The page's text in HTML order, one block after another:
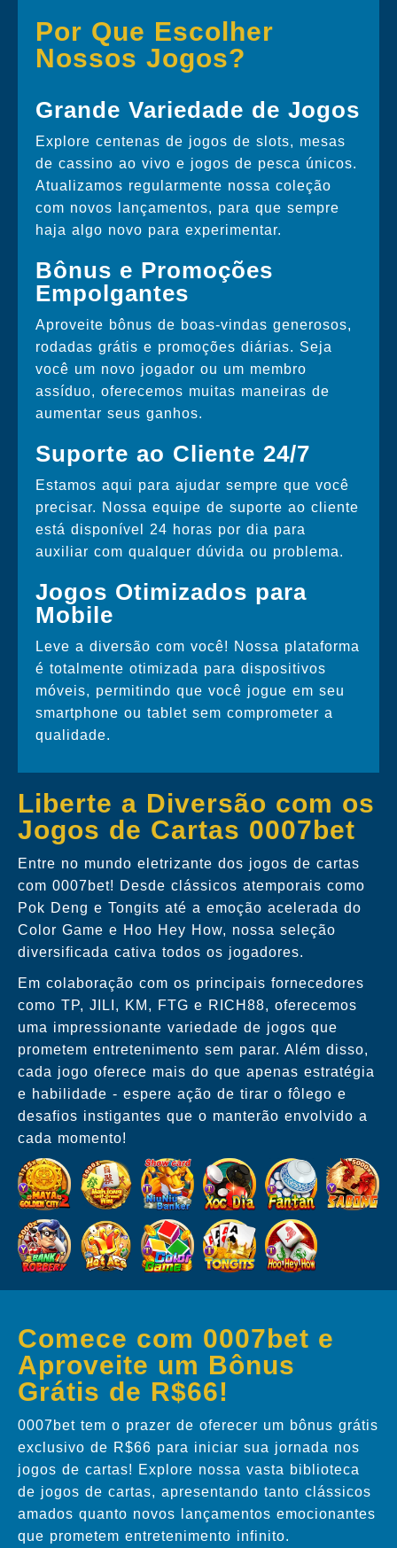
Por Que Escolher
Nossos Jogos?
Grande Variedade de Jogos
Explore centenas de jogos de slots, mesas
de cassino ao vivo e jogos de pesca únicos.
Atualizamos regularmente nossa coleção
com novos lançamentos, para que sempre
haja algo novo para experimentar.
Bônus e Promoções
Empolgantes
Aproveite bônus de boas-vindas generosos,
rodadas grátis e promoções diárias. Seja
você um novo jogador ou um membro
assíduo, oferecemos muitas maneiras de
aumentar seus ganhos.
Suporte ao Cliente 24/7
Estamos aqui para ajudar sempre que você
precisar. Nossa equipe de suporte ao cliente
está disponível 24 horas por dia para
auxiliar com qualquer dúvida ou problema.
Jogos Otimizados para
Mobile
Leve a diversão com você! Nossa plataforma
é totalmente otimizada para dispositivos
móveis, permitindo que você jogue em seu
smartphone ou tablet sem comprometer a
qualidade.
Liberte a Diversão com os
Jogos de Cartas 0007bet
Entre no mundo eletrizante dos jogos de cartas
com 0007bet! Desde clássicos atemporais como
Pok Deng e Tongits até a emoção acelerada do
Color Game e Hoo Hey How, nossa seleção
diversificada cativa todos os jogadores.
Em colaboração com os principais fornecedores
como TP, JILI, KM, FTG e RICH88, oferecemos
uma impressionante variedade de jogos que
prometem entretenimento sem parar. Além disso,
cada jogo oferece mais do que apenas estratégia
e habilidade - espere ação de tirar o fôlego e
desafios instigantes que o manterão envolvido a
cada momento!
Comece com 0007bet e
Aproveite um Bônus
Grátis de R$66!
0007bet tem o prazer de oferecer um bônus grátis
exclusivo de R$66 para iniciar sua jornada nos
jogos de cartas! Explore nossa vasta biblioteca
de jogos de cartas, apresentando tanto clássicos
amados quanto novos lançamentos emocionantes
que prometem entretenimento infinito.